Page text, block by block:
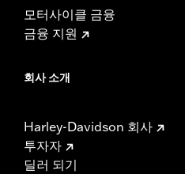
모터사이클 금융
금융 지원
회사 소개
Harley-Davidson 회사
투자자
딜러 되기